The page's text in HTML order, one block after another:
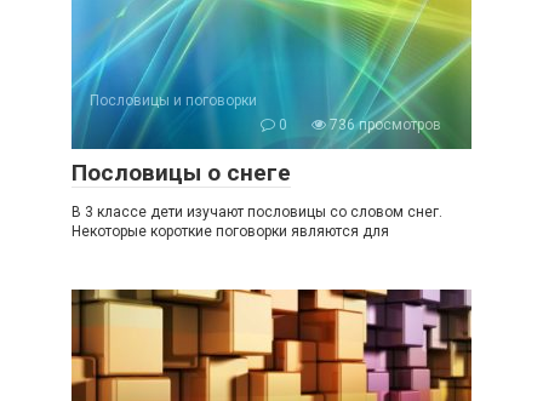
Пословицы и поговорки
0
736 просмотров
Пословицы о снеге
В 3 классе дети изучают пословицы со словом снег.
Некоторые короткие поговорки являются для